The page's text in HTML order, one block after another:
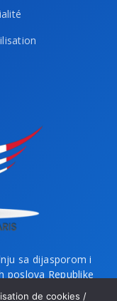
sa dijasporom i
poslova Republike
za dijasporu.
de cookies /